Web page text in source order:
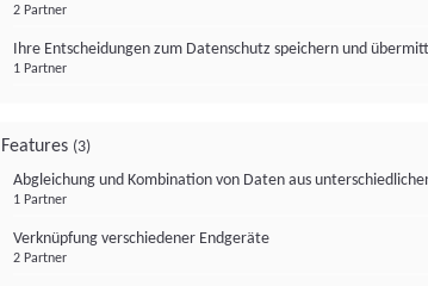
2 Partner
Ihre Entscheidungen zum Datenschutz speichern und
1 Partner
Features (3)
Abgleichung und Kombination von Daten aus
1 Partner
Verknüpfung verschiedener Endgeräte
2 Partner